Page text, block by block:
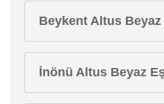
Beykent Altus
İnönü Altus Beyaz